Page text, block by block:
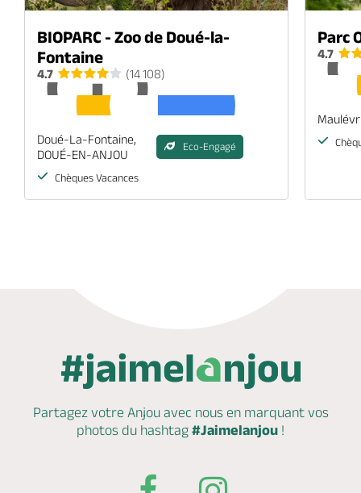
BIOPARC - Zoo de Doué-la-
Fontaine
4.7 (14 108)
Doué-La-Fontaine,
DOUÉ-EN-ANJOU
Eco-Engagé
Chèques Vacances
Parc
4.7
Partagez votre Anjou avec nous en marquantvos
photos du hashtag #Jaimelanjou !